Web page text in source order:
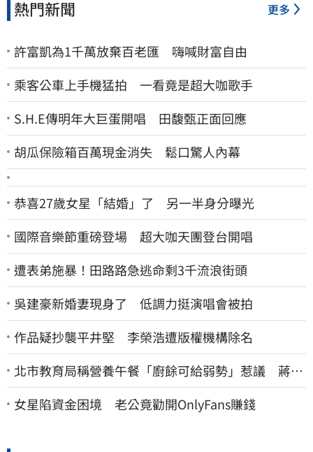
熱門新聞 更多
許富凱為1千萬放棄百老匯 嗨喊財富自由
乘客公車上手機猛拍 一看竟是超大咖歌手
S.H.E傳明年大巨蛋開唱 田馥甄正面回應
胡瓜保險箱百萬現金消失 鬆口驚人內幕
恭喜27歲女星「結婚」了 另一半身分曝光
國際音樂節重磅登場 超大咖天團登台開唱
遭表弟施暴！田路路急逃命剩3千流浪街頭
吳建豪新婚妻現身了 低調力挺演唱會被拍
作品疑抄襲平井堅 李榮浩遭版權機構除名
北市教育局稱營養午餐「廚餘可給弱勢」惹議 蔣萬
安急喊：不會這樣做
女星陷資金困境 老公竟勸開OnlyFans賺錢